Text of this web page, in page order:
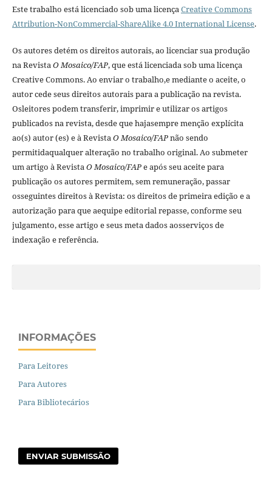
Este trabalho está licenciado sob uma licençaCreative Commons
Attribution-NonCommercial-ShareAlike 4.0 International License.
Os autores detém os direitos autorais, ao licenciar sua produção
na RevistaO Mosaico/FAP, que está licenciada sob uma licença
Creative Commons. Ao enviar o trabalho,e mediante o aceite, o
autor cede seus direitos autorais para a publicação na revista.
Osleitores podem transferir, imprimir e utilizar os artigos
publicados na revista, desde que hajasempre menção explí­cita
ao(s) autor (es) e à RevistaO Mosaico/FAPnão sendo
permitidaqualquer alteração no trabalho original. Ao submeter
um artigo à RevistaO Mosaico/FAPe após seu aceite para
publicação os autores permitem, sem remuneração, passar
osseguintes direitos à Revista: os direitos de primeira edição e a
autorização para que aequipe editorial repasse, conforme seu
julgamento, esse artigo e seus meta dados aosserviços de
indexação e referência.
INFORMAÇÕES
Para Leitores
Para Autores
Para Bibliotecários
ENVIAR SUBMISSÃO